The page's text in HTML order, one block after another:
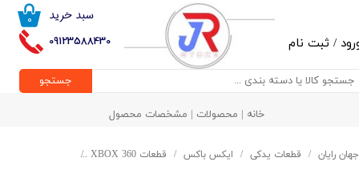
09123588430
۰ سبد خرید
/ ثبت نام
حساب کاربری من
تغییر گذر واژه
جستجو
خانه | محصولات | مشخصات محصول
جهان رایان قطعات یدکی ایکس باکس قطعات XBOX 360